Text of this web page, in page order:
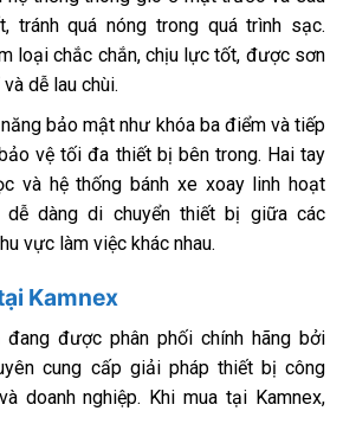
tránh quá nóng trong quá trình sạc.
loại chắc chắn, chịu lực tốt, được sơn
dễ lau chùi.
bảo mật như khóa ba điểm và tiếp
vệ tối đa thiết bị bên trong. Hai tay
và hệ thống bánh xe xoay linh hoạt
dễ dàng di chuyển thiết bị giữa các
vực làm việc khác nhau.
Kamnex
đang được phân phối chính hãng bởi
cung cấp giải pháp thiết bị công
doanh nghiệp. Khi mua tại Kamnex,